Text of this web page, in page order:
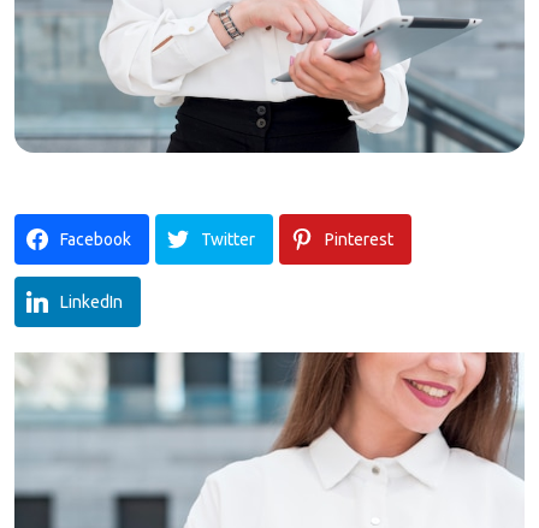
Facebook Twitter Pinterest
LinkedIn